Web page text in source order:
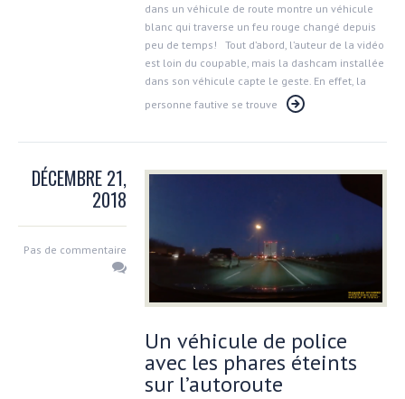
dans un véhicule de route montre un véhicule
blanc qui traverse un feu rouge changé depuis
peu de temps! Tout d’abord, l’auteur de la vidéo
est loin du coupable, mais la dashcam installée
dans son véhicule capte le geste. En effet, la
personne fautive se trouve
DÉCEMBRE 21,
2018
Pas de commentaire
Un véhicule de police
avec les phares éteints
sur l’autoroute